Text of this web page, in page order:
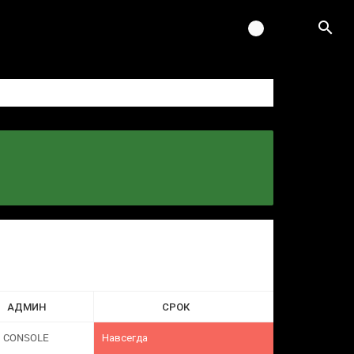
АДМИН СРОК
CONSOLE Навсегда